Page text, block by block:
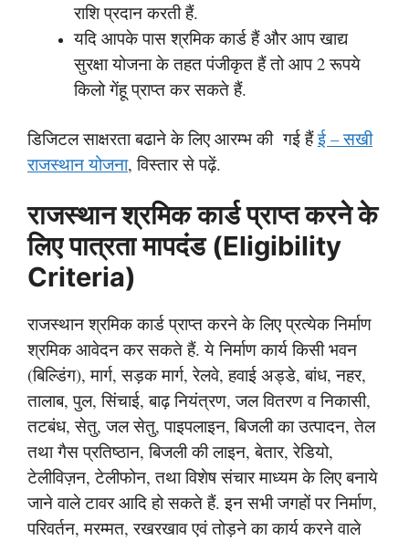
राशि प्रदान करती हैं.
यदि आपके पास श्रमिक कार्ड हैं और आप खाद्य
सुरक्षा योजना के तहत पंजीकृत हैं तो आप 2 रूपये
किलो गेंहू प्राप्त कर सकते हैं.
डिजिटल साक्षरता बढाने के लिए आरम्भ की गई हैंई – सखी
राजस्थान योजना, विस्तार से पढ़ें.
राजस्थान श्रमिक कार्ड प्राप्त करने के
लिए पात्रता मापदंड (Eligibility
Criteria)
राजस्थान श्रमिक कार्ड प्राप्त करने के लिए प्रत्येक निर्माण
श्रमिक आवेदन कर सकते हैं. ये निर्माण कार्य किसी भवन
(बिल्डिंग), मार्ग, सड़क मार्ग, रेलवे, हवाई अड्डे, बांध, नहर,
तालाब, पुल, सिंचाई, बाढ़ नियंत्रण, जल वितरण व निकासी,
तटबंध, सेतु, जल सेतु, पाइपलाइन, बिजली का उत्पादन, तेल
तथा गैस प्रतिष्ठान, बिजली की लाइन, बेतार, रेडियो,
टेलीविज़न, टेलीफोन, तथा विशेष संचार माध्यम के लिए बनाये
जाने वाले टावर आदि हो सकते हैं. इन सभी जगहों पर निर्माण,
परिवर्तन, मरम्मत, रखरखाव एवं तोड़ने का कार्य करने वाले